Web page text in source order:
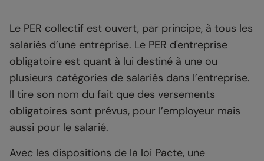
Le PER collectif est ouvert, par principe, à tous les
salariés d’une entreprise. Le PER d'entreprise
obligatoire est quant à lui destiné à une ou
plusieurs catégories de salariés dans l’entreprise.
Il tire son nom du fait que des versements
obligatoires sont prévus, pour l’employeur mais
aussi pour le salarié.
Avec les dispositions de la loi Pacte, une